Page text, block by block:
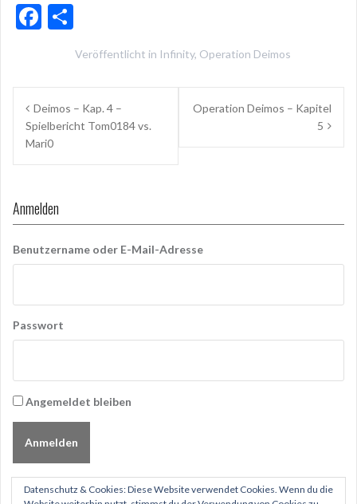
F
o
o
ei
le
Veröffentlicht in Infinity, Operation Deimos
Beitragsnavigation
Deimos – Kap. 4 –
Spielbericht Tom0184 vs.
Mari0
Operation Deimos – Kapitel
5
Anmelden
Benutzername oder E-Mail-Adresse
Passwort
Angemeldet bleiben
Anmelden
Datenschutz & Cookies: Diese Website verwendet Cookies. Wenn du die